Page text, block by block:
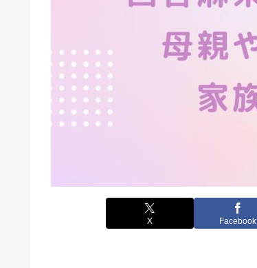
X Facebook